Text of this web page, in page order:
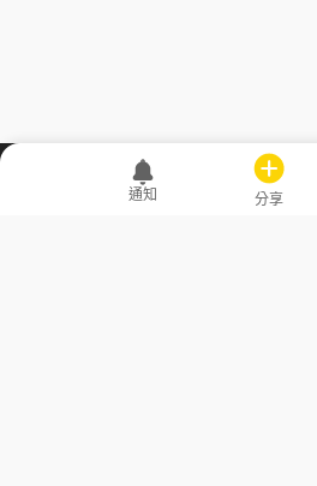
職場透明化運動
通知 分享